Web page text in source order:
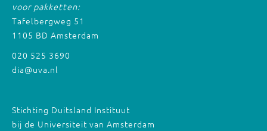
voor pakketten:
Tafelbergweg 51
1105 BD Amsterdam
020 525 3690
dia@uva.nl
Stichting Duitsland Instituut
bij de Universiteit van Amsterdam